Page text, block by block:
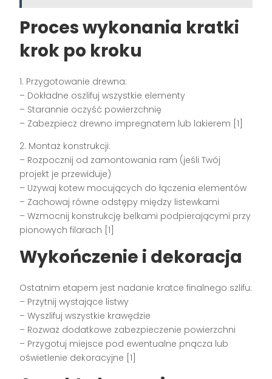
Proces wykonania kratki
krok po kroku
1. Przygotowanie drewna:
– Dokładne oszlifuj wszystkie elementy
– Starannie oczyść powierzchnię
– Zabezpiecz drewno impregnatem lub lakierem [1]
2. Montaż konstrukcji:
– Rozpocznij od zamontowania ram (jeśli Twój
projekt je przewiduje)
– Używaj kotew mocujących do łączenia elementów
– Zachowaj równe odstępy między listewkami
– Wzmocnij konstrukcję belkami podpierającymi przy
pionowych filarach [1]
Wykończenie i dekoracja
Ostatnim etapem jest nadanie kratce finalnego szlifu:
– Przytnij wystające listwy
– Wyszlifuj wszystkie krawędzie
– Rozważ dodatkowe zabezpieczenie powierzchni
– Przygotuj miejsce pod ewentualne pnącza lub
oświetlenie dekoracyjne [1]